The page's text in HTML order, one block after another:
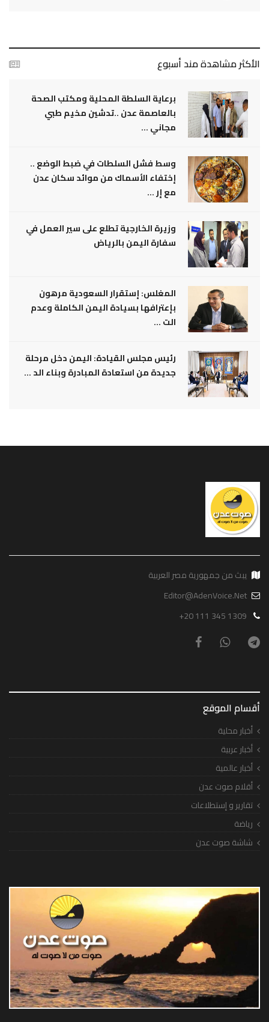
الأكثر مشاهدة مند أسبوع
برعاية السلطة المحلية ومكتب الصحة
بالعاصمة عدن ..تدشين مخيم طبي
مجاني ...
وسط فشل السلطات في ضبط الوضع ..
إختفاء الأسماك من موائد سكان عدن
مع إر ...
وزيرة الخارجية تطلع على سير العمل في
سفارة اليمن بالرياض
المغلس: إستقرار السعودية مرهون
بإعترافها بسيادة اليمن الكاملة وعدم
الت ...
رئيس مجلس القيادة: اليمن دخل مرحلة
جديدة من استعادة المبادرة وبناء الد ...
يبث من جمهورية مصر العربية
Editor@AdenVoice.Net
+20 111 345 1309
أقسام الموقع
أخبار محلية
أخبار عربية
أخبار عالمية
أقلام صوت عدن
تقارير و إستطلاعات
رياضة
شاشة صوت عدن